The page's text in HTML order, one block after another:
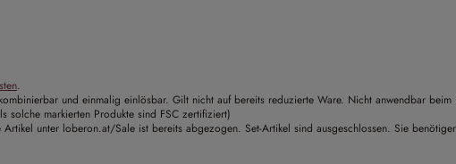
.
und einmalig einlösbar. Gilt nicht auf bereits reduzierte Ware. Nicht anwendbar beim
solche markierten Produkte sind FSC zertifiziert)
unter loberon.at/Sale ist bereits abgezogen. Set-Artikel sind ausgeschlossen. Sie